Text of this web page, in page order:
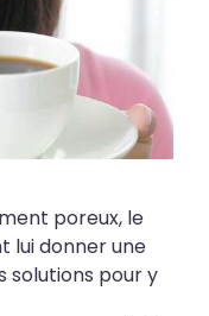
poreux, le
lui donner une
solutions pour y